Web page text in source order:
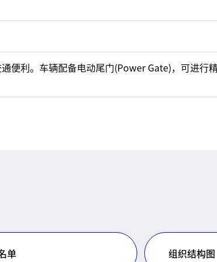
便利。车辆配备电动尾门(Power Gate)，可进行
单 组织结构图